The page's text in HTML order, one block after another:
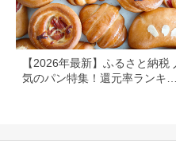
【2026年最新】ふるさと納税
気のパン特集！還元率ランキン